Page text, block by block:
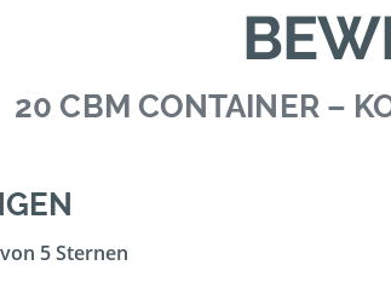
20 CBM CONTAINER –
5 Sternen